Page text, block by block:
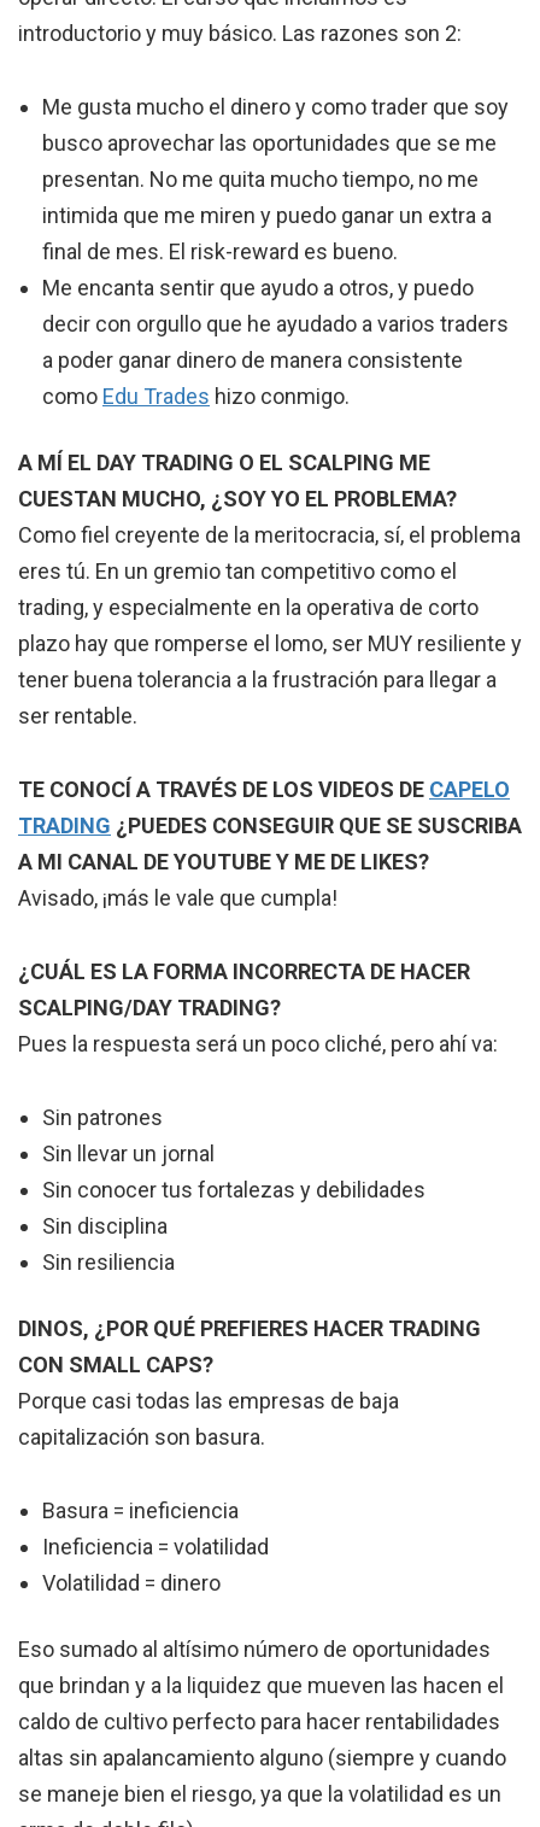
introductorio y muy básico. Las razones son 2:
Me gusta mucho el dinero y como trader que soy
busco aprovechar las oportunidades que se me
presentan. No me quita mucho tiempo, no me
intimida que me miren y puedo ganar un extra a
final de mes. El risk-reward es bueno.
Me encanta sentir que ayudo a otros, y puedo
decir con orgullo que he ayudado a varios traders
a poder ganar dinero de manera consistente
como Edu Trades hizo conmigo.
A MÍ EL DAY TRADING O EL SCALPING ME
CUESTAN MUCHO, ¿SOY YO EL PROBLEMA?
Como fiel creyente de la meritocracia, sí, el problema
eres tú. En un gremio tan competitivo como el
trading, y especialmente en la operativa de corto
plazo hay que romperse el lomo, ser MUY resiliente y
tener buena tolerancia a la frustración para llegar a
ser rentable.
TE CONOCÍ A TRAVÉS DE LOS VIDEOS DE CAPELO
TRADING ¿PUEDES CONSEGUIR QUE SE SUSCRIBA
A MI CANAL DE YOUTUBE Y ME DE LIKES?
Avisado, ¡más le vale que cumpla!
¿CUÁL ES LA FORMA INCORRECTA DE HACER
SCALPING/DAY TRADING?
Pues la respuesta será un poco cliché, pero ahí va:
Sin patrones
Sin llevar un jornal
Sin conocer tus fortalezas y debilidades
Sin disciplina
Sin resiliencia
DINOS, ¿POR QUÉ PREFIERES HACER TRADING
CON SMALL CAPS?
Porque casi todas las empresas de baja
capitalización son basura.
Basura = ineficiencia
Ineficiencia = volatilidad
Volatilidad = dinero
Eso sumado al altísimo número de oportunidades
que brindan y a la liquidez que mueven las hacen el
caldo de cultivo perfecto para hacer rentabilidades
altas sin apalancamiento alguno (siempre y cuando
se maneje bien el riesgo, ya que la volatilidad es un